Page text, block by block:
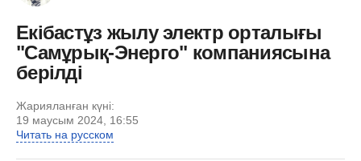
Екібастұз жылу электр орталығы
"Самұрық-Энерго" компаниясына
берілді
Жарияланған күні:
19 маусым 2024, 16:55
Читать на русском